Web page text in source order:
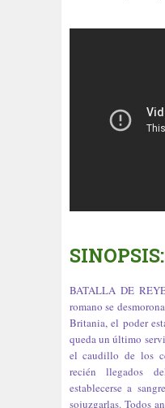
SINOPSIS:
BATALLA DE
romano se
Britania, el poder
queda un último
el caudillo de los
recién llegados
establecerse a
sojuzgarlas. Todos